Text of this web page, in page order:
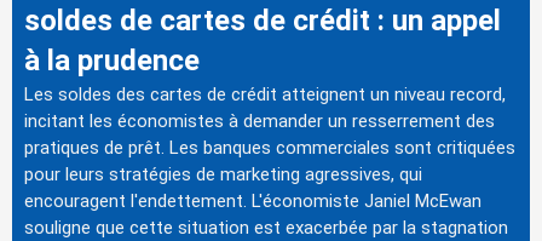
soldes de cartes de crédit : un appel
à la prudence
Les soldes des cartes de crédit atteignent un niveau record,
incitant les économistes à demander un resserrement des
pratiques de prêt. Les banques commerciales sont critiquées
pour leurs stratégies de marketing agressives, qui
encouragent l'endettement. L'économiste Janiel McEwan
souligne que cette situation est exacerbée par la stagnation